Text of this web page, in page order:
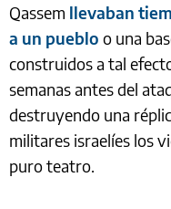
Qassem llevaban
a un pueblo o una
construidos a tal
semanas antes del
destruyendo una
militares israelíes los
puro teatro.